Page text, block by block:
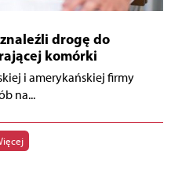
znaleźli drogę do
komórki
i amerykańskiej firmy
na...